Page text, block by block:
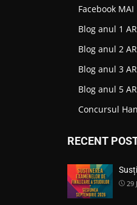
Facebook MAI
Blog anul 1
Blog anul 2
Blog anul 3
Blog anul 5
Concursul
RECENT
29